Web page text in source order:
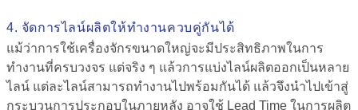
4. จัดการไลน์ผลิตให้ทำงานควบคู่กันได้
แม้ว่าการใช้เครื่องจักรขนาดใหญ่จะมีประสิทธิภาพในการ
ทำงานที่ครบวงจร แต่จริง ๆ แล้วการแบ่งไลน์ผลิตออกเป็นหลาย
ไลน์ แต่ละไลน์สามารถทำงานไปพร้อมกันได้ แล้วจึงนำไปเข้าสู่
กระบวนการประกอบในภายหลัง อาจใช้ Lead Time ในการผลิต